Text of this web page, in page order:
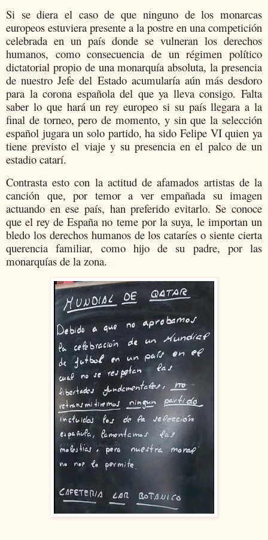
Si se diera el caso de que ninguno de los monarcas
europeos estuviera presente a la postre en una competición
celebrada en un país donde se vulneran los derechos
humanos, como consecuencia de un régimen político
dictatorial propio de una monarquía absoluta, la presencia
de nuestro Jefe del Estado acumularía aún más desdoro
para la corona española del que ya lleva consigo. Falta
saber lo que hará un rey europeo si su país llegara a la
final de torneo, pero de momento, y sin que la selección
español jugara un solo partido, ha sido Felipe VI quien ya
tiene previsto el viaje y su presencia en el palco de un
estadio catarí.
Contrasta esto con la actitud de afamados artistas de la
canción que, por temor a ver empañada su imagen
actuando en ese país, han preferido evitarlo. Se conoce
que el rey de España no teme por la suya, le importan un
bledo los derechos humanos de los cataríes o siente cierta
querencia familiar, como hijo de su padre, por las
monarquías de la zona.